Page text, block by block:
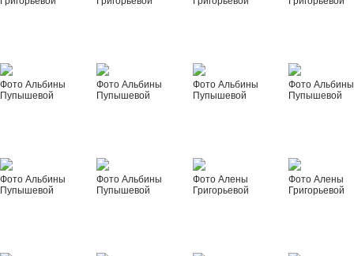
Фото Альбины
Пупышевой
Фото Альбины
Пупышевой
Фото Альбины
Пупышевой
Фото Альбины
Пупышевой
Фото Альбины
Пупышевой
Фото Альбины
Пупышевой
Фото Алены
Григорьевой
Фото Алены
Григорьевой